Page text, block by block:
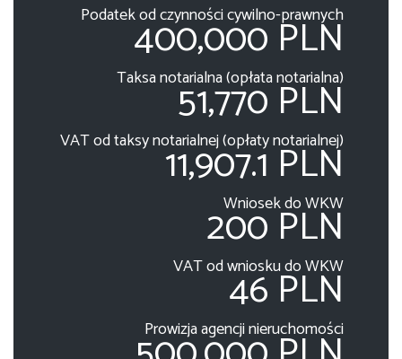
Podatek od czynności cywilno-prawnych
400,000 PLN
Taksa notarialna (opłata notarialna)
51,770 PLN
VAT od taksy notarialnej (opłaty notarialnej)
11,907.1 PLN
Wniosek do WKW
200 PLN
VAT od wniosku do WKW
46 PLN
Prowizja agencji nieruchomości